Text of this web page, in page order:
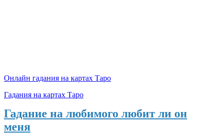
Онлайн гадания на картах Таро
Гадания на картах Таро
Гадание на любимого любит ли он
меня